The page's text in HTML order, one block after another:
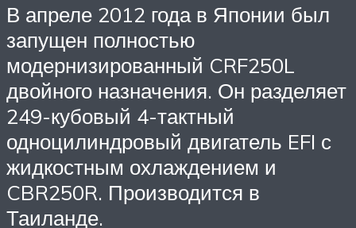
В апреле 2012 года в Японии был
запущен полностью
модернизированный CRF250L
двойного назначения. Он разделяет
249-кубовый 4-тактный
одноцилиндровый двигатель EFI с
жидкостным охлаждением и
CBR250R. Производится в
Таиланде.